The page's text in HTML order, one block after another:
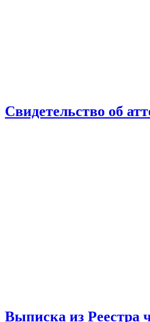
Свидетельство об
Выписка из Реестра